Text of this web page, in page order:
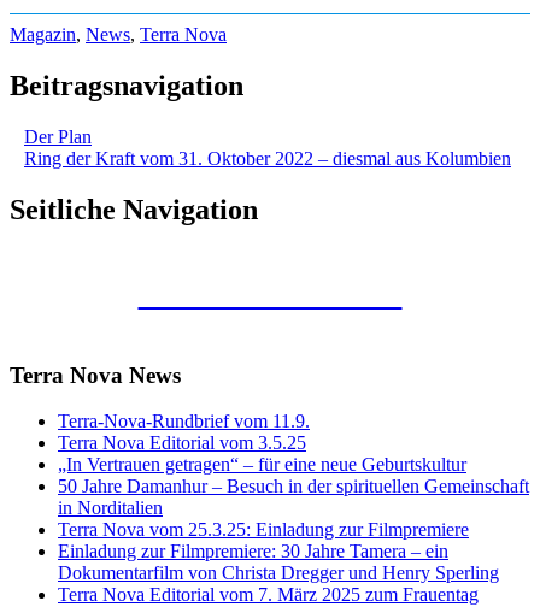
Magazin, News, Terra Nova
Beitragsnavigation
Der Plan
Ring der Kraft vom 31. Oktober 2022 – diesmal aus Kolumbien
Seitliche Navigation
Terra Nova News
Terra-Nova-Rundbrief vom 11.9.
Terra Nova Editorial vom 3.5.25
„In Vertrauen getragen“ – für eine neue Geburtskultur
50 Jahre Damanhur – Besuch in der spirituellen Gemeinschaft
in Norditalien
Terra Nova vom 25.3.25: Einladung zur Filmpremiere
Einladung zur Filmpremiere: 30 Jahre Tamera – ein
Dokumentarfilm von Christa Dregger und Henry Sperling
Terra Nova Editorial vom 7. März 2025 zum Frauentag